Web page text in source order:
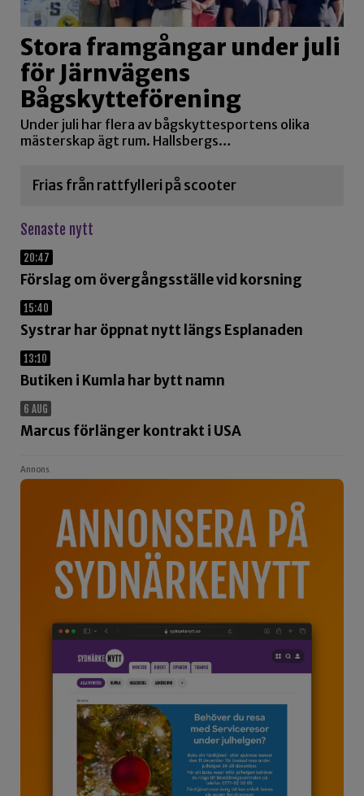
Stora framgångar under juli
för Järnvägens
Bågskytteförening
Under juli har flera av bågskyttesportens olika
mästerskap ägt rum. Hallsbergs…
Frias från rattfylleri på scooter
Senaste nytt
20:47
Förslag om övergångsställe vid korsning
15:40
Systrar har öppnat nytt längs Esplanaden
13:10
Butiken i Kumla har bytt namn
6 AUG
Marcus förlänger kontrakt i USA
Annons